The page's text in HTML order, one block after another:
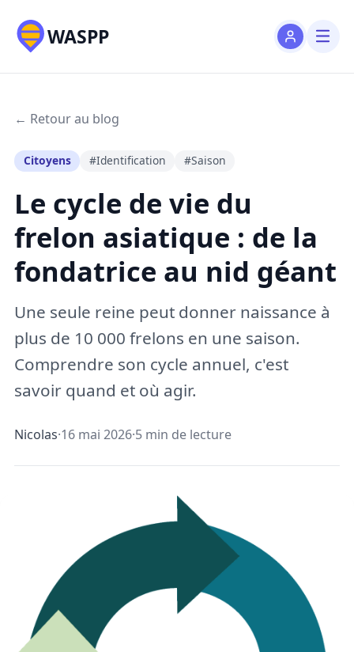
WASPP
← Retour au blog
Citoyens #Identification #Saison
Le cycle de vie du
frelon asiatique : de la
fondatrice au nid géant
Une seule reine peut donner naissance à
plus de 10 000 frelons en une saison.
Comprendre son cycle annuel, c'est
savoir quand et où agir.
Nicolas·16 mai 2026·5 min de lecture